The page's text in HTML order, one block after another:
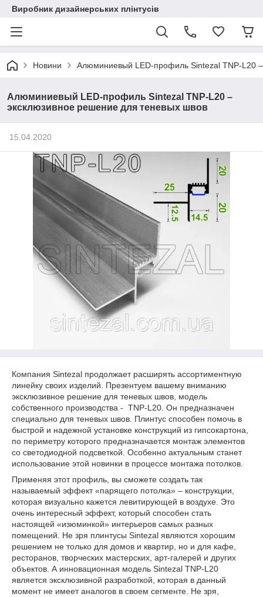
Виробник дизайнерських плінтусів
Новини Алюминиевый LED-профиль Sintezal TNP-L20
Алюминиевый LED-профиль Sintezal TNP-L20 –
эксклюзивное решение для теневых швов
15.04.2020
Компания Sintezal продолжает расширять ассортиментную
линейку своих изделий. Презентуем вашему вниманию
эксклюзивное решение для теневых швов, модель
собственного производства - TNP-L20. Он предназначен
специально для теневых швов. Плинтус способен помочь в
быстрой и надежной установке конструкций из гипсокартона,
по периметру которого предназначается монтаж элементов
со светодиодной подсветкой. Особенно актуальным станет
использование этой новинки в процессе монтажа потолков.
Применяя этот профиль, вы сможете создать так
называемый эффект «парящего потолка» – конструкции,
которая визуально кажется левитирующей в воздухе. Это
очень интересный эффект, который способен стать
настоящей «изюминкой» интерьеров самых разных
помещений. Не зря плинтусы Sintezal являются хорошим
решением не только для домов и квартир, но и для кафе,
ресторанов, творческих мастерских, арт-галерей и других
объектов. А инновационная модель Sintezal TNP-L20
является эксклюзивной разработкой, которая в данный
момент не имеет аналогов в своем сегменте. Не зря,